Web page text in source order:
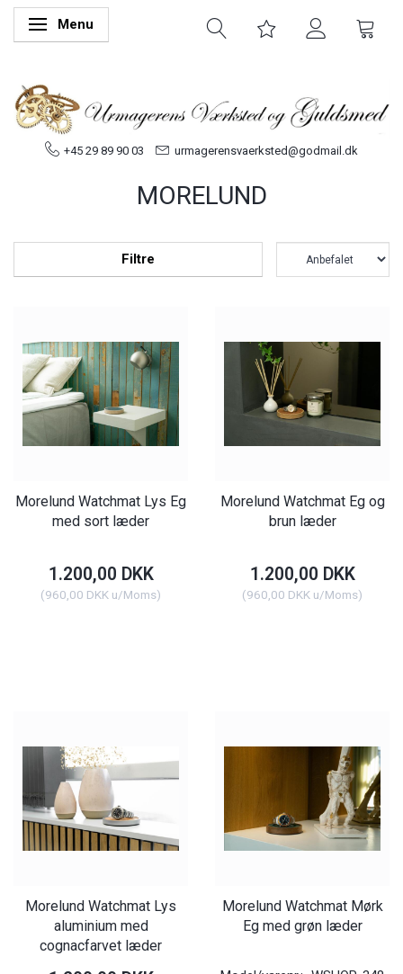
Skifte navigation
Menu
+45 29 89 90 03 urmagerensvaerksted@godmail.dk
MORELUND
Filtre
Morelund Watchmat Lys Eg
med sort læder
1.200,00 DKK
(960,00 DKK u/Moms)
Morelund Watchmat Eg og
brun læder
1.200,00 DKK
(960,00 DKK u/Moms)
Morelund Watchmat Lys
aluminium med
cognacfarvet læder
Morelund Watchmat Mørk
Eg med grøn læder